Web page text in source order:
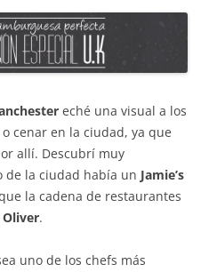
eché una visual a los
cenar en la ciudad, ya que
allí. Descubrí muy
de la ciudad había un Jamie’s
la cadena de restaurantes
Oliver.
uno de los chefs más